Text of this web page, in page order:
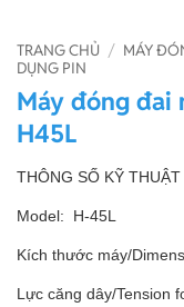
TRANG CHỦ / MÁY
DỤNG PIN
Máy đóng đai
H45L
THÔNG SỐ KỸ
Model: H-45L
Kích thước máy/
Lực căng dây/Tension